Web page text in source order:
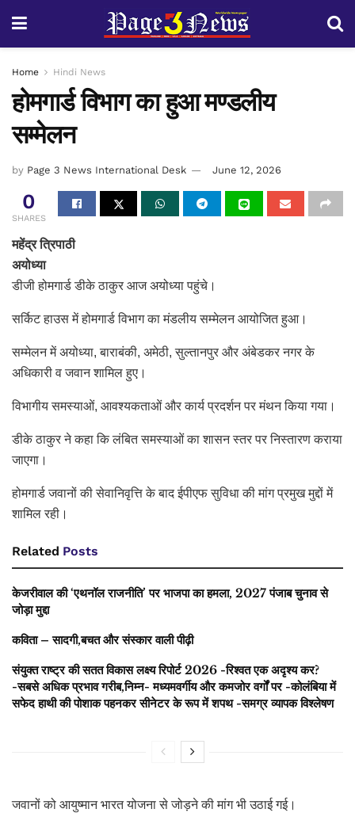
Home Hindi News
होमगार्ड विभाग का हुआ मण्डलीय
सम्मेलन
by Page 3 News International Desk June 12, 2026
0
SHARES
महेंद्र त्रिपाठी
अयोध्या
डीजी होमगार्ड डीके ठाकुर आज अयोध्या पहुंचे।
सर्किट हाउस में होमगार्ड विभाग का मंडलीय सम्मेलन आयोजित हुआ।
सम्मेलन में अयोध्या, बाराबंकी, अमेठी, सुल्तानपुर और अंबेडकर नगर के
अधिकारी व जवान शामिल हुए।
विभागीय समस्याओं, आवश्यकताओं और कार्य प्रदर्शन पर मंथन किया गया।
डीके ठाकुर ने कहा कि लंबित समस्याओं का शासन स्तर पर निस्तारण कराया
जाएगा।
होमगार्ड जवानों की सेवानिवृत्ति के बाद ईपीएफ सुविधा की मांग प्रमुख मुद्दों में
शामिल रही।
Related Posts
केजरीवाल की ‘एथनॉल राजनीति’ पर भाजपा का हमला, 2027 पंजाब चुनाव से
जोड़ा मुद्दा
कविता – सादगी,बचत और संस्कार वाली पीढ़ी
संयुक्त राष्ट्र की सतत विकास लक्ष्य रिपोर्ट 2026 -रिश्वत एक अदृश्य कर?
-सबसे अधिक प्रभाव गरीब,निम्न- मध्यमवर्गीय और कमजोर वर्गों पर -कोलंबिया में
सफेद हाथी की पोशाक पहनकर सीनेटर के रूप में शपथ -समग्र व्यापक विश्लेषण
जवानों को आयुष्मान भारत योजना से जोड़ने की मांग भी उठाई गई।